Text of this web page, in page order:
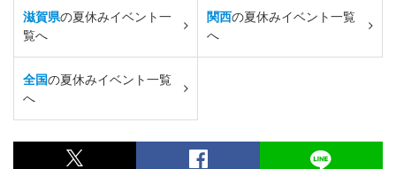
滋賀県の夏休みイベント一
覧へ
関西の夏休みイベント一覧
へ
全国の夏休みイベント一覧
へ